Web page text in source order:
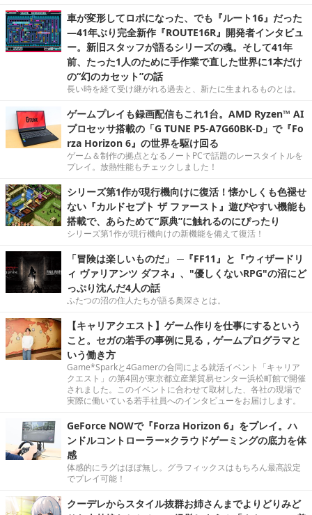
車が変形してロボになった、でも『ルート16』だった
―41年ぶり完全新作『ROUTE16R』開発者インタビュ
ー。新旧スタッフが語るシリーズの魂。そして41年
前、たった1人のために手作業で直した世界に1本だけ
の“幻のカセット”の話
長い時を経て受け継がれる過去と、新たに生まれるものとは。
ゲームプレイも録画配信もこれ1台。AMD Ryzen™ AI
プロセッサ搭載の「G TUNE P5-A7G60BK-D」で『Fo
rza Horizon 6』の世界を駆け回る
ゲーム＆制作の拠点となるノートPCで話題のレースタイトルを
プレイ。放熱性能もチェックしました！
シリーズ第1作が現行機向けに復活！懐かしくも色褪せ
ない『カルドセプト ザ ファースト』遊びやすい機能も
搭載で、あらためて“原典”に触れるのにぴったり
シリーズ第1作が現行機向けの新機能を備えて復活！
「冒険は楽しいものだ」 ─『FF11』と『ウィザードリ
ィ ヴァリアンツ ダフネ』、"優しくないRPG"の沼にど
っぷり沈んだ4人の話
ふたつの沼の住人たちが語る奥深さとは。
【キャリアクエスト】ゲーム作りを仕事にするという
こと。セガの若手の事例に見る，ゲームプログラマと
いう働き方
Game*Sparkと4Gamerの合同による就活イベント「キャリア
クエスト」の第4回が東京都立産業貿易センター浜松町館で開催
されました。このイベントに合わせて取材した、各社の現場で
実際に働いている若手社員へのインタビューをお届けします。
GeForce NOWで『Forza Horizon 6』をプレイ。ハ
ンドルコントローラー×クラウドゲーミングの底力を体
感
体感的にラグはほぼ無し。グラフィックスはもちろん最高設定
でプレイ可能！
クーデレからスタイル抜群お姉さんまでよりどりみど